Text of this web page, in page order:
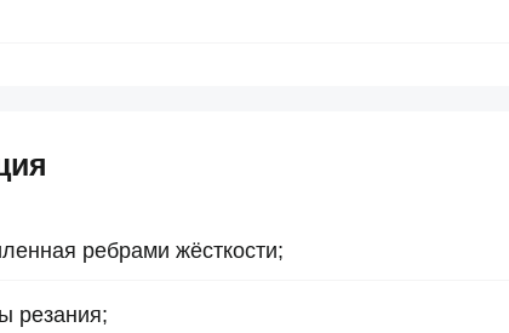
ребрами жёсткости;
резания;